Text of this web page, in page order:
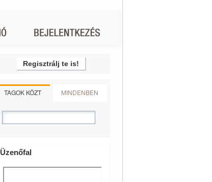
Regisztrálj te is!
TAGOK KÖZT MINDENBEN
Üzenőfal